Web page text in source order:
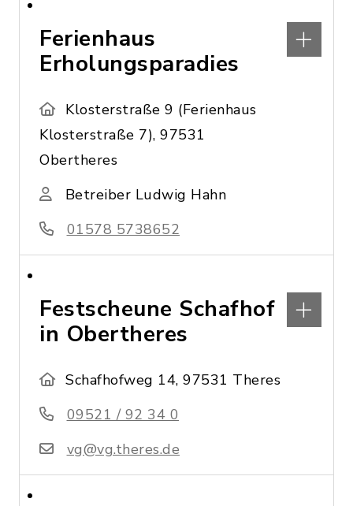
Ferienhaus
Erholungsparadies
Klosterstraße 9 (Ferienhaus
Klosterstraße 7), 97531
Obertheres
Betreiber Ludwig Hahn
01578 5738652
Festscheune Schafhof
in Obertheres
Schafhofweg 14, 97531 Theres
09521 / 92 34 0
vg@vg.theres.de